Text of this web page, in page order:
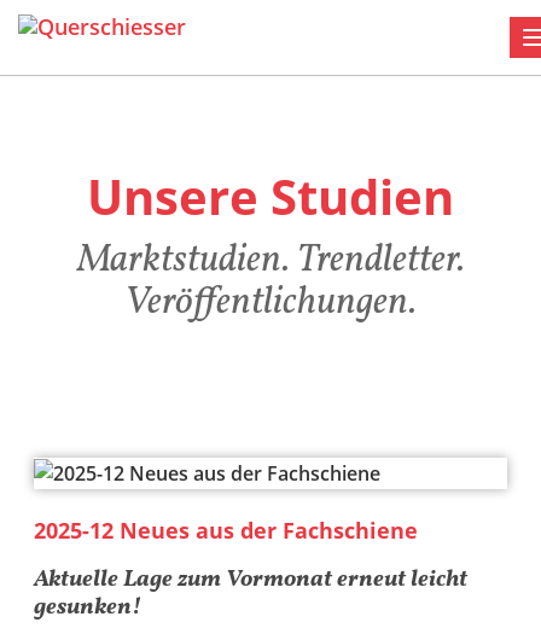
Unsere Studien
Marktstudien. Trendletter.
Veröffentlichungen.
2025-12 Neues aus der Fachschiene
Aktuelle Lage zum Vormonat erneut leicht
gesunken!